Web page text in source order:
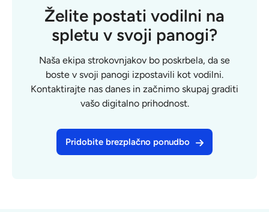
Želite postati vodilni na
spletu v svoji panogi?
Naša ekipa strokovnjakov bo poskrbela, da se
boste v svoji panogi izpostavili kot vodilni.
Kontaktirajte nas danes in začnimo skupaj graditi
vašo digitalno prihodnost.
Pridobite brezplačno ponudbo